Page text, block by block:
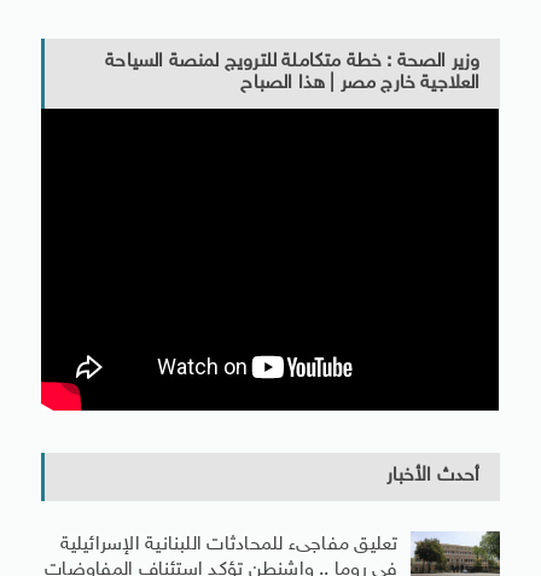
وزير الصحة : خطة متكاملة للترويج لمنصة السياحة
العلاجية خارج مصر | هذا الصباح
أحدث الأخبار
تعليق مفاجىء للمحادثات اللبنانية الإسرائيلية
في روما .. واشنطن تؤكد استئناف المفاوضات